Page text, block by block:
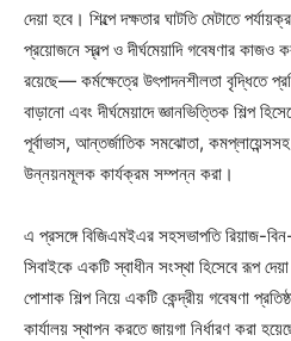
দেয়া হবে। শিল্পে দক্ষতার ঘাটতি মেটাতে
প্রয়োজনে স্বল্প ও দীর্ঘমেয়াদি গবেষণার কাজও
রয়েছে— কর্মক্ষেত্রে উৎপাদনশীলতা বৃদ্ধিতে
বাড়ানো এবং দীর্ঘমেয়াদে জ্ঞানভিত্তিক শিল্প
পূর্বাভাস, আন্তর্জাতিক সমঝোতা,
উন্নয়নমূলক কার্যক্রম সম্পন্ন করা।
এ প্রসঙ্গে বিজিএমইএর সহসভাপতি রিয়াজ-বিন-
সিবাইকে একটি স্বাধীন সংস্থা হিসেবে রূপ
পোশাক শিল্প নিয়ে একটি কেন্দ্রীয় গবেষণা
কার্যালয় স্থাপন করতে জায়গা নির্ধারণ করা